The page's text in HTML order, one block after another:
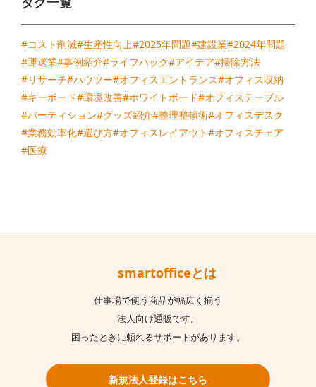
#コスト削減#生産性向上#2025年問題#建設業#2024年問題
#運送業#事例紹介#ライフハック#アイデア#掃除方法
#リサーチ#ハウツー#オフィスエントランス#オフィス収納
#キーボード#環境改善#ホワイトボード#オフィステーブル
#パーティション#グッズ紹介#整理整頓術#オフィスデスク
#業務効率化#選び方#オフィスレイアウト#オフィスチェア
#医療
smartofficeとは
仕事場で使う商品が幅広く揃う
法人向け通販です。
困ったときに頼れるサポートがあります。
新規法人登録はこちら